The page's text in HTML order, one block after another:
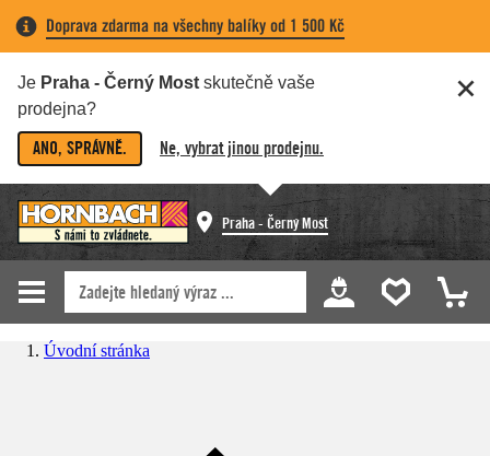
Doprava zdarma na všechny balíky od 1 500 Kč
Je Praha - Černý Most skutečně vaše
prodejna?
ANO, SPRÁVNĚ. Ne, vybrat jinou prodejnu.
Praha - Černý Most
Úvodní stránka